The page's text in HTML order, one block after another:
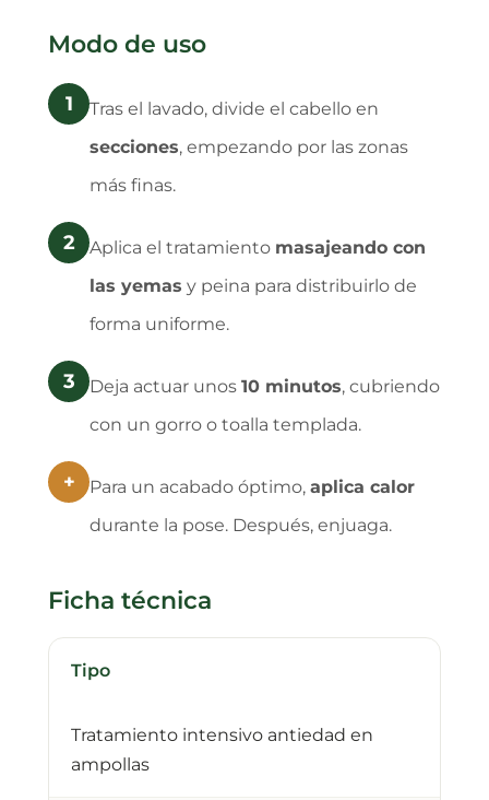
Modo de uso
1
Tras el lavado, divide el cabello en
secciones, empezando por las zonas
más finas.
2 Aplica el tratamiento masajeando con
las yemas y peina para distribuirlo de
forma uniforme.
3 Deja actuar unos 10 minutos, cubriendo
con un gorro o toalla templada.
+ Para un acabado óptimo, aplica calor
durante la pose. Después, enjuaga.
Ficha técnica
Tipo
Tratamiento intensivo antiedad en
ampollas